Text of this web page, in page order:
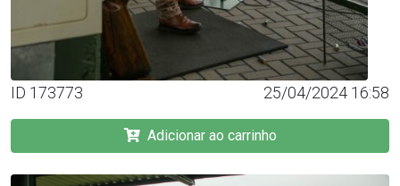
ID 173773 25/04/2024 16:58
Adicionar ao carrinho